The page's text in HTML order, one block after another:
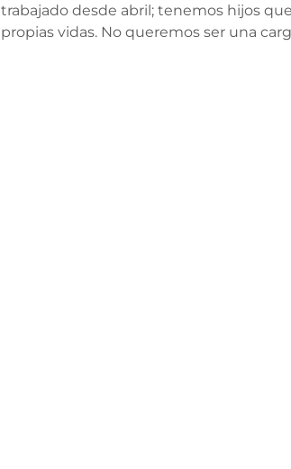
trabajado desde abril; tenemos hijos
propias vidas. No queremos ser una